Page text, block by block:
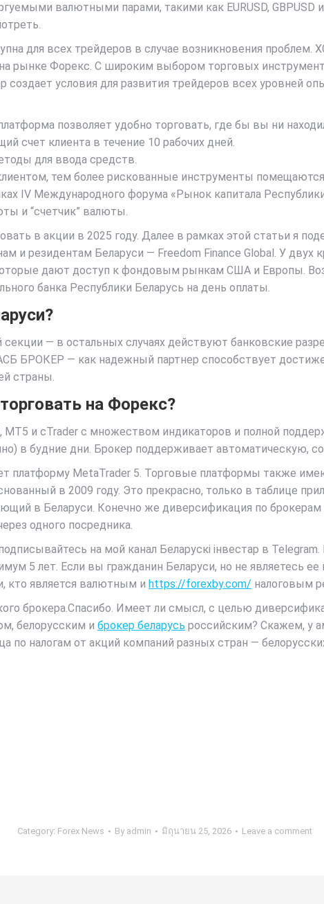
валютными парами, такими как EURUSD, GBPUSD
для всех трейдеров в случае возникновения проблем.
рынке Форекс. С широким выбором торговых
условия для развития трейдеров всех уровней
позволяет удобно торговать, где бы вы ни
счет клиента в течение 10 рабочих дней.
для ввода средств.
тем более рискованные инструменты
IV Международного форума «Рынок капитала
и “счетчик” валюты.
в акции в 2025 году. Далее в рамках этой статьи я
и резидентам Беларуси — Freedom Finance Global. У двух
дают доступ к фондовым рынкам США и Европы.
банка Республики Беларусь на день оплаты.
— в остальных случаях действуют банковские
БРОКЕР — как надежный партнер способствует
страны.
на Форекс?
и cTrader с множеством индикаторов и полной
в будние дни. Брокер поддерживает автоматическую,
платформу MetaTrader 5. Торговые платформы также
в 2009 году. Это прекрасно, только в таблице
в Беларуси. Конечно же диверсификация по
одного посредника.
на мой канал Беларускі інвестар в
5 лет. Если вы гражданин Беларуси, но не являетесь
кто является валютным и https://forexby.com/ налоговым
брокера.Спасибо. Имеет ли смысл, с целью
белорусским и брокер беларусь российским? Скажем, у
по налогам от акций компаний разных стран —
Category: Forex News By admin มิถุนายน 25, 2026 Leave a comment